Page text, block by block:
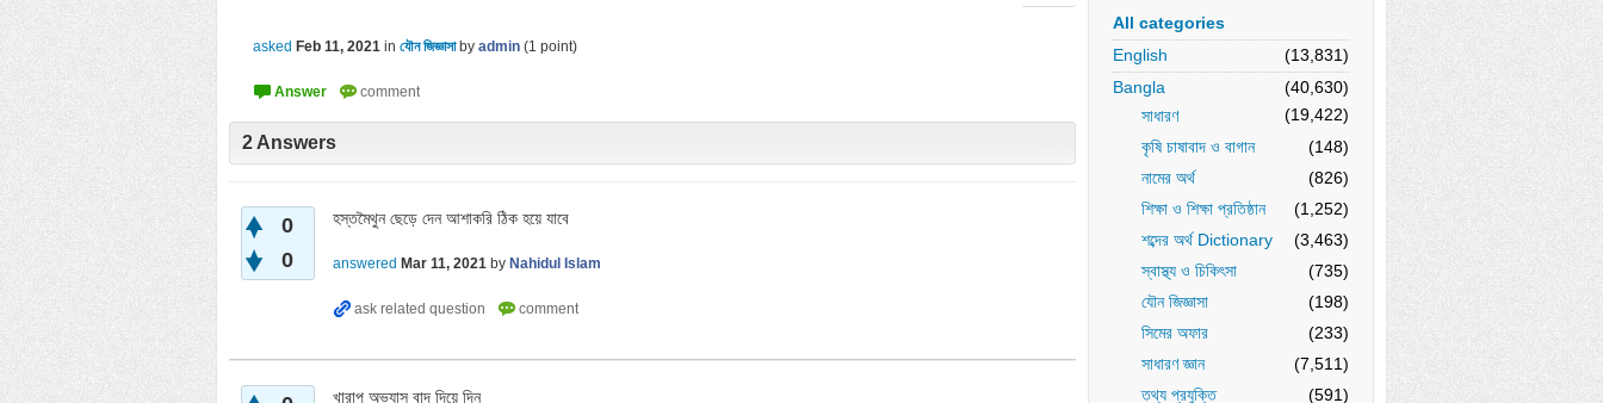
All categories
English
(13,831)
Bangla
(40,630)
সাধারণ
(19,422)
কৃষি চাষাবাদ ও বাগান
(148)
নামের অর্থ
(826)
শিক্ষা ও শিক্ষা প্রতিষ্ঠান
(1,252)
শব্দের অর্থ Dictionary
(3,463)
স্বাস্থ্য ও চিকিৎসা
(735)
যৌন জিজ্ঞাসা
(198)
সিমের অফার
(233)
সাধারণ জ্ঞান
(7,511)
তথ্য প্রযুক্তি
(591)
asked Feb 11, 2021 in যৌন জিজ্ঞাসা by admin (1 point)
2 Answers
0
0
হস্তমৈথুন ছেড়ে দেন আশাকরি ঠিক হয়ে যাবে
answered Mar 11, 2021 by Nahidul Islam
খারাপ অভ্যাস বাদ দিয়ে দিন